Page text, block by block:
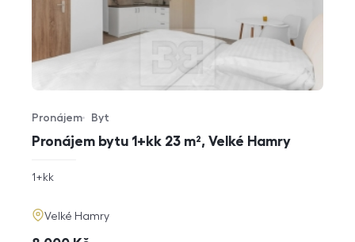
Pronájem bytu 1+kk 23 m², Velké Hamry
Typ nabídky
Pronájem
Typ nemovitosti
Byt
rozměry
1+kk
adresa
Velké Hamry